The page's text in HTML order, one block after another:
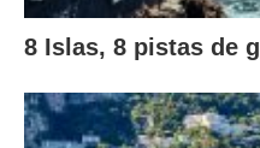
8 Islas, 8 pistas de